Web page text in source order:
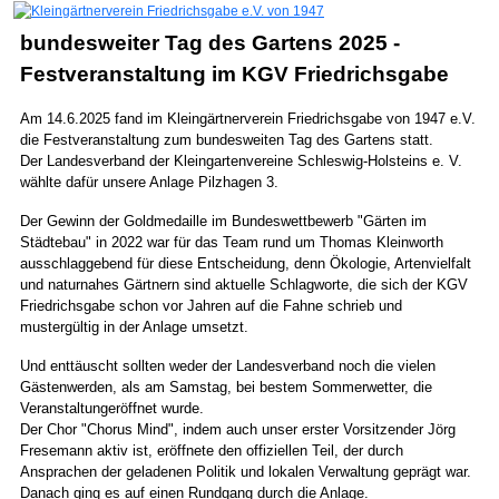
bundesweiter Tag des Gartens 2025 -
Festveranstaltung im KGV Friedrichsgabe
Am 14.6.2025 fand im Kleingärtnerverein Friedrichsgabe von 1947 e.V.
die Festveranstaltung zum bundesweiten Tag des Gartens statt.
Der Landesverband der Kleingartenvereine Schleswig-Holsteins e. V.
wählte dafür unsere Anlage Pilzhagen 3.
Der Gewinn der Goldmedaille im Bundeswettbewerb "Gärten im
Städtebau" in 2022 war für das Team rund um Thomas Kleinworth
ausschlaggebend für diese Entscheidung, denn Ökologie, Artenvielfalt
und naturnahes Gärtnern sind aktuelle Schlagworte, die sich der KGV
Friedrichsgabe schon vor Jahren auf die Fahne schrieb und
mustergültig in der Anlage umsetzt.
Und enttäuscht sollten weder der Landesverband noch die vielen
Gästenwerden, als am Samstag, bei bestem Sommerwetter, die
Veranstaltungeröffnet wurde.
Der Chor "Chorus Mind", indem auch unser erster Vorsitzender Jörg
Fresemann aktiv ist, eröffnete den offiziellen Teil, der durch
Ansprachen der geladenen Politik und lokalen Verwaltung geprägt war.
Danach ging es auf einen Rundgang durch die Anlage.